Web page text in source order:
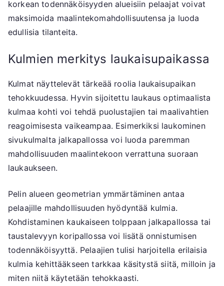
korkean todennäköisyyden alueisiin pelaajat voivat
maksimoida maalintekomahdollisuutensa ja luoda
edullisia tilanteita.
Kulmien merkitys laukaisupaikassa
Kulmat näyttelevät tärkeää roolia laukaisupaikan
tehokkuudessa. Hyvin sijoitettu laukaus optimaalista
kulmaa kohti voi tehdä puolustajien tai maalivahtien
reagoimisesta vaikeampaa. Esimerkiksi laukominen
sivukulmalta jalkapallossa voi luoda paremman
mahdollisuuden maalintekoon verrattuna suoraan
laukaukseen.
Pelin alueen geometrian ymmärtäminen antaa
pelaajille mahdollisuuden hyödyntää kulmia.
Kohdistaminen kaukaiseen tolppaan jalkapallossa tai
taustalevyyn koripallossa voi lisätä onnistumisen
todennäköisyyttä. Pelaajien tulisi harjoitella erilaisia
kulmia kehittääkseen tarkkaa käsitystä siitä, milloin ja
miten niitä käytetään tehokkaasti.